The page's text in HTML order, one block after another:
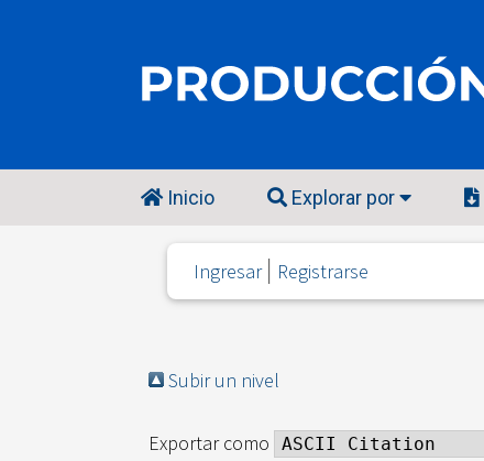
Inicio Explorar por
Ingresar Registrarse
Subir un nivel
Exportar como